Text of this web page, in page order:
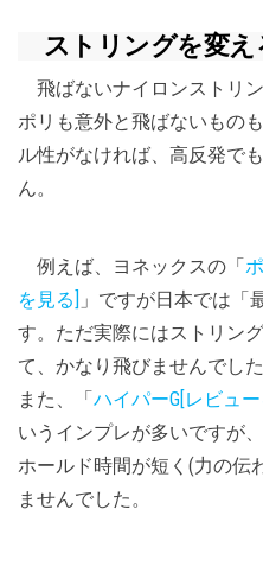
ストリングを変え
飛ばないナイロンストリ
ポリも意外と飛ばないもの
ル性がなければ、高反発で
ん。
例えば、ヨネックスの「
を見る] 」ですが日本では「
す。ただ実際にはストリン
て、かなり飛びませんでし
また、「ハイパーG[レビュ
いうインプレが多いですが
ホールド時間が短く(力の伝
ませんでした。